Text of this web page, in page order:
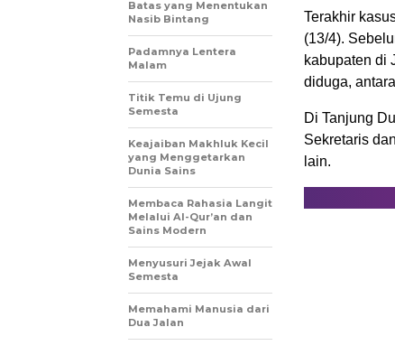
Terakhir
(13/4).
kabupaten di
diduga,
Di Tanjung
Sekretaris
lain.
Batas yang Menentukan
Nasib Bintang
Padamnya Lentera
Malam
Titik Temu di Ujung
Semesta
Keajaiban Makhluk Kecil
yang Menggetarkan
Dunia Sains
Membaca Rahasia Langit
Melalui Al-Qur’an dan
Sains Modern
Menyusuri Jejak Awal
Semesta
Memahami Manusia dari
Dua Jalan